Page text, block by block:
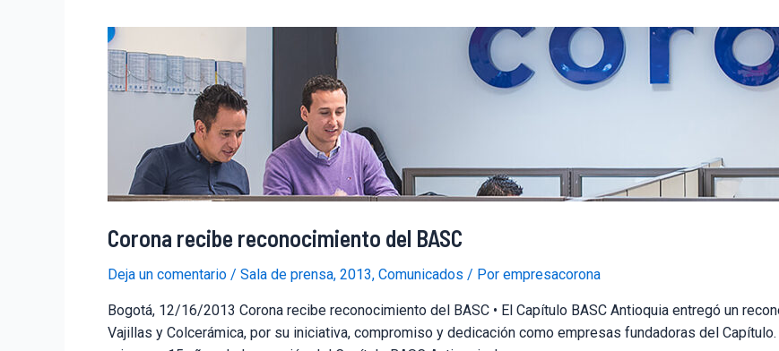
Corona recibe reconocimiento del BASC
Deja un comentario / Sala de prensa, 2013, Comunicados / Por empresacorona
Bogotá, 12/16/2013 Corona recibe reconocimiento del BASC • El Capítulo BASC Antioquia entregó un
Vajillas y Colcerámica, por su iniciativa, compromiso y dedicación como empresas fundadoras del